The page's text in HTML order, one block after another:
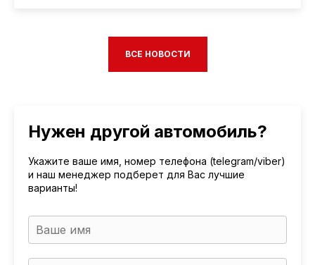
ВСЕ НОВОСТИ
Нужен другой автомобиль?
Укажите ваше имя, номер телефона (telegram/viber)
и наш менеджер подберет для Вас лучшие
варианты!